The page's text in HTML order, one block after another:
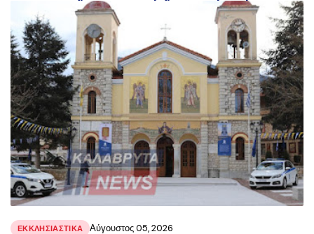
ΕΚΚΛΗΣΙΑΣΤΙΚΑ Αύγουστος 05, 2026